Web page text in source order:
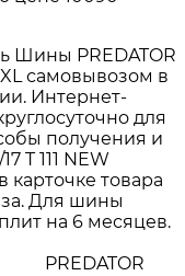
Шины PREDATOR
XL самовывозом в
Интернет-
для
получения и
T 111 NEW
карточке товара
Для шины
на 6 месяцев.
PREDATOR